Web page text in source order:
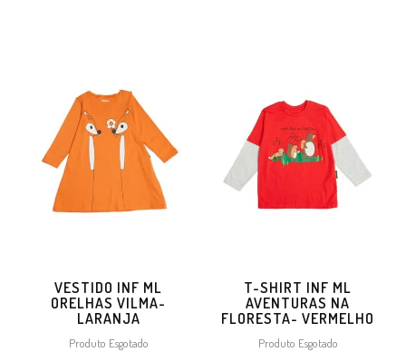
VESTIDO INF ML
ORELHAS VILMA-
LARANJA
Produto Esgotado
T-SHIRT INF ML
AVENTURAS NA
FLORESTA- VERMELHO
Produto Esgotado